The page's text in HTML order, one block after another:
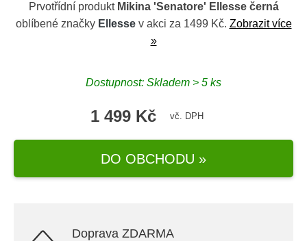
Prvotřídní produkt Mikina 'Senatore' Ellesse černá
oblíbené značky Ellessev akci za 1499 Kč. Zobrazit více
»
Dostupnost: Skladem > 5 ks
1 499 Kč vč. DPH
DO OBCHODU »
Doprava ZDARMA